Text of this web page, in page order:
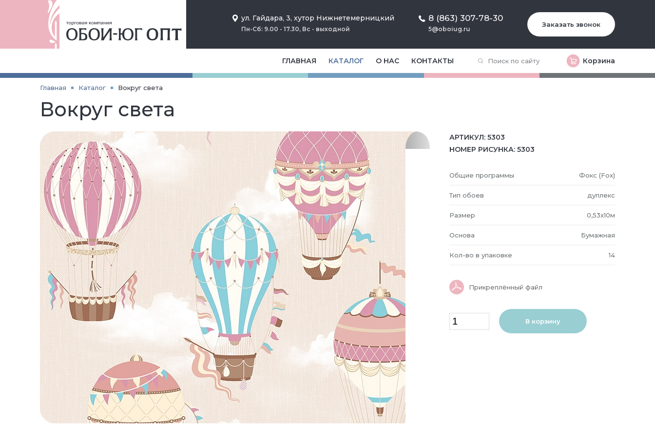
ул. Гайдара, 3, хутор Нижнетемерницкий
Пн-Сб: 9.00 - 17.30, Вс - выходной
8 (863) 307-78-30
5@oboiug.ru
Заказать звонок
Корзина
ГЛАВНАЯ КАТАЛОГ О НАС КОНТАКТЫ
Главная Каталог Вокруг света
Вокруг света
АРТИКУЛ: 5303
НОМЕР РИСУНКА: 5303
Общие программы Фокс (Fox)
Тип обоев дуплекс
Размер 0,53x10м
Основа Бумажная
Кол-во в упаковке 14
Прикреплённый файл
В корзину